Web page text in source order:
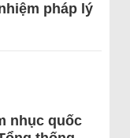
pháp lý
nhục quốc